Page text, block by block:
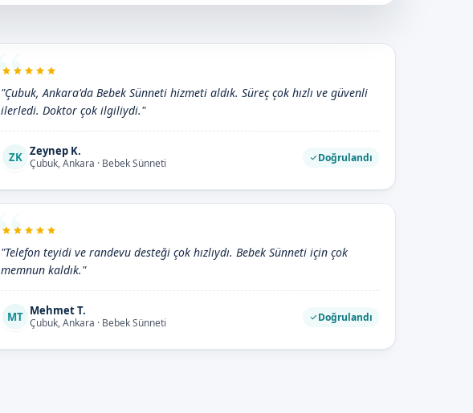
"Çubuk, Ankara'da Bebek Sünneti hizmeti aldık. Süreç çok hızlı ve güvenli
ilerledi. Doktor çok ilgiliydi."
ZK Zeynep K.
Çubuk, Ankara · Bebek Sünneti Doğrulandı
"Telefon teyidi ve randevu desteği çok hızlıydı. Bebek Sünneti için çok
memnun kaldık."
MT Mehmet T.
Çubuk, Ankara · Bebek Sünneti Doğrulandı